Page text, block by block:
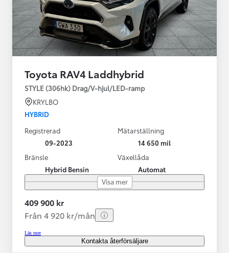
Toyota RAV4 Laddhybrid
STYLE (306hk) Drag/V-hjul/LED-ramp
KRYLBO
HYBRID
Registrerad
09-2023
Mätarställning
14 650 mil
Bränsle
Hybrid Bensin
Växellåda
Automat
Visa mer
409 900 kr
Från 4 920 kr/mån
Läs mer
Kontakta återförsäljare